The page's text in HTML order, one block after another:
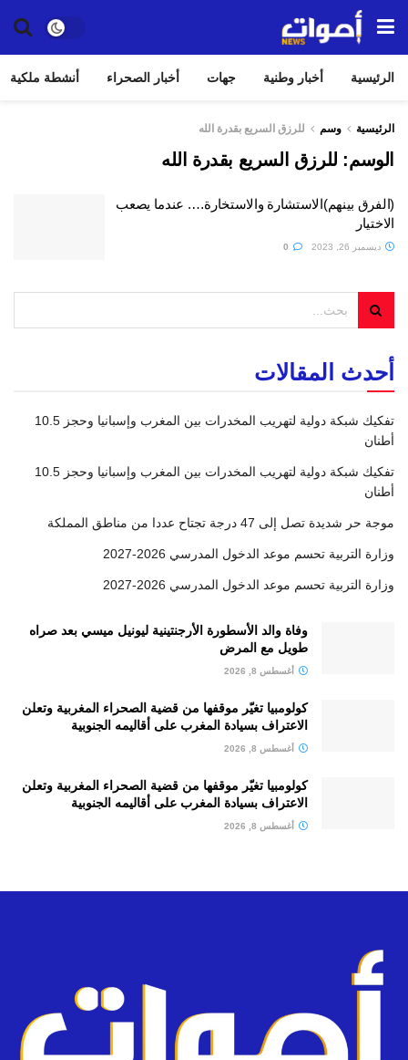
الرئيسية أخبار وطنية جهات أخبار الصحراء أنشطة ملكية
الرئيسية وسم للرزق السريع بقدرة الله
الوسم: للرزق السريع بقدرة الله
(الفرق بينهم)الاستشارة والاستخارة…. عندما يصعب
الاختيار
ديسمبر 26, 2023
أحدث المقالات
تفكيك شبكة دولية لتهريب المخدرات بين المغرب وإسبانيا وحجز 10.5
أطنان
تفكيك شبكة دولية لتهريب المخدرات بين المغرب وإسبانيا وحجز 10.5
أطنان
موجة حر شديدة تصل إلى 47 درجة تجتاح عددا من مناطق المملكة
وزارة التربية تحسم موعد الدخول المدرسي 2026-2027
وزارة التربية تحسم موعد الدخول المدرسي 2026-2027
وفاة والد الأسطورة الأرجنتينية ليونيل ميسي بعد صراه
طويل مع المرض
أغسطس 8, 2026
كولومبيا تغيّر موقفها من قضية الصحراء المغربية وتعلن
الاعتراف بسيادة المغرب على أقاليمه الجنوبية
أغسطس 8, 2026
كولومبيا تغيّر موقفها من قضية الصحراء المغربية وتعلن
الاعتراف بسيادة المغرب على أقاليمه الجنوبية
أغسطس 8, 2026